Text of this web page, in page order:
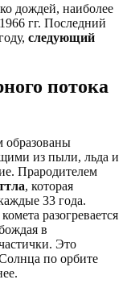
дождей, наиболее
гг. Последний
следующий
потока
образованы
из пыли, льда и
Прародителем
, которая
33 года.
разогревается
в
Это
по орбите